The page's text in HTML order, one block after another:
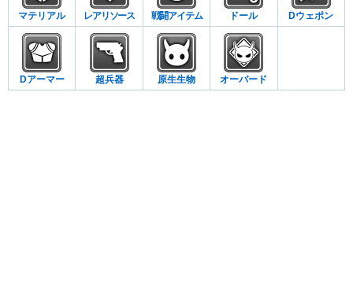
マテリアル レアリソース 戦闘アイテム ドール Dウェポン
Dアーマー 超兵器 原生生物 オーバード